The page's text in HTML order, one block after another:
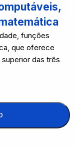
funções
que oferece
das três